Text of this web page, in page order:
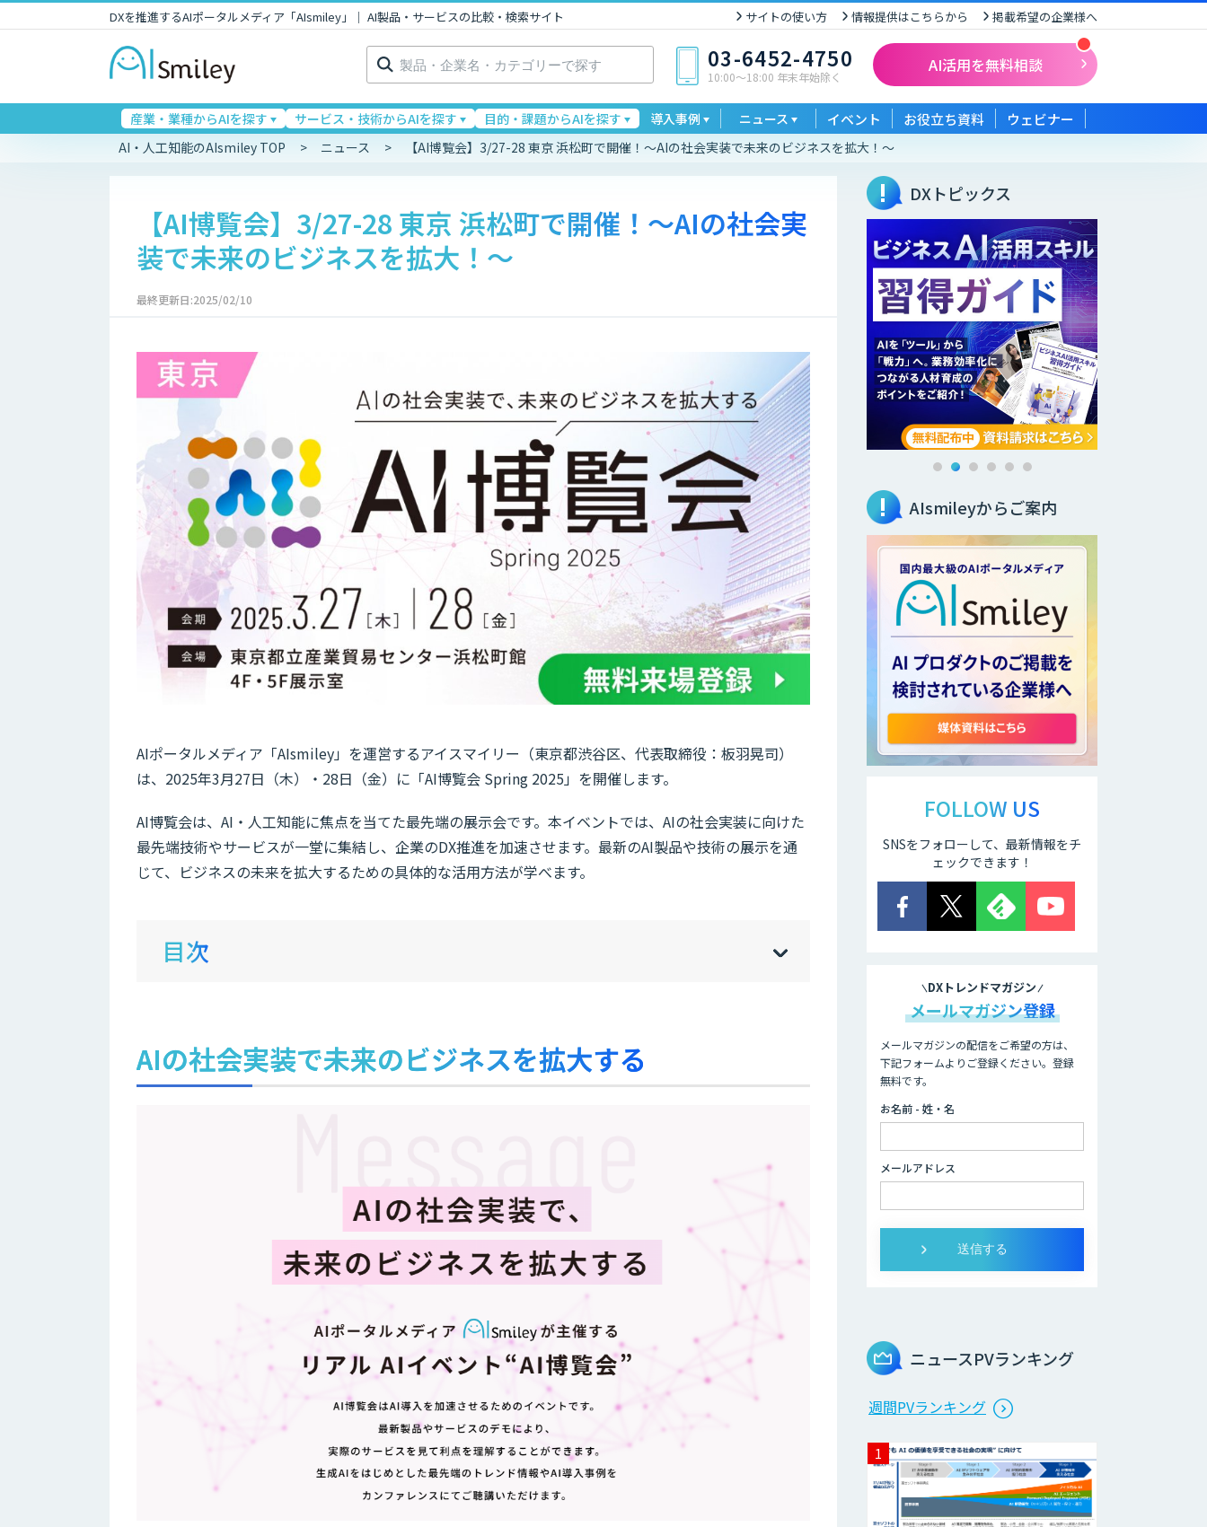
DXを推進するAIポータルメディア「AIsmiley」｜ AI製品・サービスの比較・検索サイト サイトの使い方 情報提供はこちらから 掲載希望の企業様へ
検
索: 03-6452-4750
10:00〜18:00 年末年始除く
AI活用を無料相談
産業・業種からAIを探す サービス・技術からAIを探す 目的・課題からAIを探す 導入事例 ニュース イベント お役立ち資料 ウェビナー
AI・人工知能のAIsmiley TOP ニュース 【AI博覧会】3/27-28 東京 浜松町で開催！～AIの社会実装で未来のビジネスを拡大！～
【AI博覧会】3/27-28 東京 浜松町で開催！～AIの社会実
装で未来のビジネスを拡大！～
最終更新日:2025/02/10
AIポータルメディア「AIsmiley」を運営するアイスマイリー（東京都渋谷区、代表取締役：板羽晃司）
は、2025年3月27日（木）・28日（金）に「AI博覧会 Spring 2025」を開催します。
AI博覧会は、AI・人工知能に焦点を当てた最先端の展示会です。本イベントでは、AIの社会実装に向けた
最先端技術やサービスが一堂に集結し、企業のDX推進を加速させます。最新のAI製品や技術の展示を通
じて、ビジネスの未来を拡大するための具体的な活用方法が学べます。
目次 [hi
]
[sh
]
AIの社会実装で未来のビジネスを拡大する
DXトピックス
AIsmileyからご案内
FOLLOW US
SNSをフォローして、最新情報をチ
ェックできます！
DXトレンドマガジン
メールマガジン登録
メールマガジンの配信をご希望の方は、
下記フォームよりご登録ください。登録
無料です。
お名前 - 姓・名
メールアドレス
ニュースPVランキング
週間PVランキング